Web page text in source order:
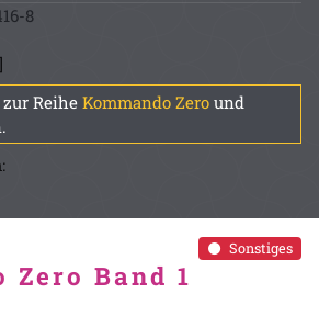
8
Reihe Kommando Zero und
Sonstiges
Zero Band 1